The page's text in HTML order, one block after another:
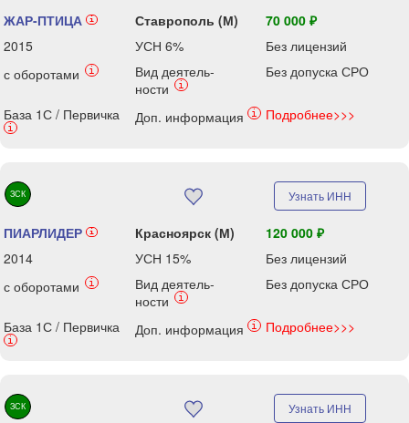
ЖАР-ПТИЦА i Ставрополь (М)
70 000 ₽
2015
УСН 6%
Без лицензий
с оборотами
i
Вид деятель-
ности
i
Без допуска СРО
База 1С / Первичка
i
Доп. информация i Подробнее>>>
ЗСК Узнать ИНН
ПИАРЛИДЕР i Красноярск (М)
120 000 ₽
2014
УСН 15%
Без лицензий
с оборотами
i
Вид деятель-
ности
i
Без допуска СРО
База 1С / Первичка
i
Доп. информация i Подробнее>>>
ЗСК Узнать ИНН